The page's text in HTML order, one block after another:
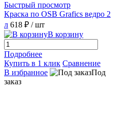
Быстрый просмотр
Краска по OSB Grafics ведро 2
л 618 ₽ / шт
В корзину
Подробнее
Купить в 1 клик Сравнение
В избранное
Под
заказ